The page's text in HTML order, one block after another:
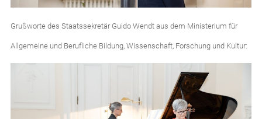
Grußworte des Staatssekretär Guido Wendt aus dem Ministerium für
Allgemeine und Berufliche Bildung, Wissenschaft, Forschung und Kultur: